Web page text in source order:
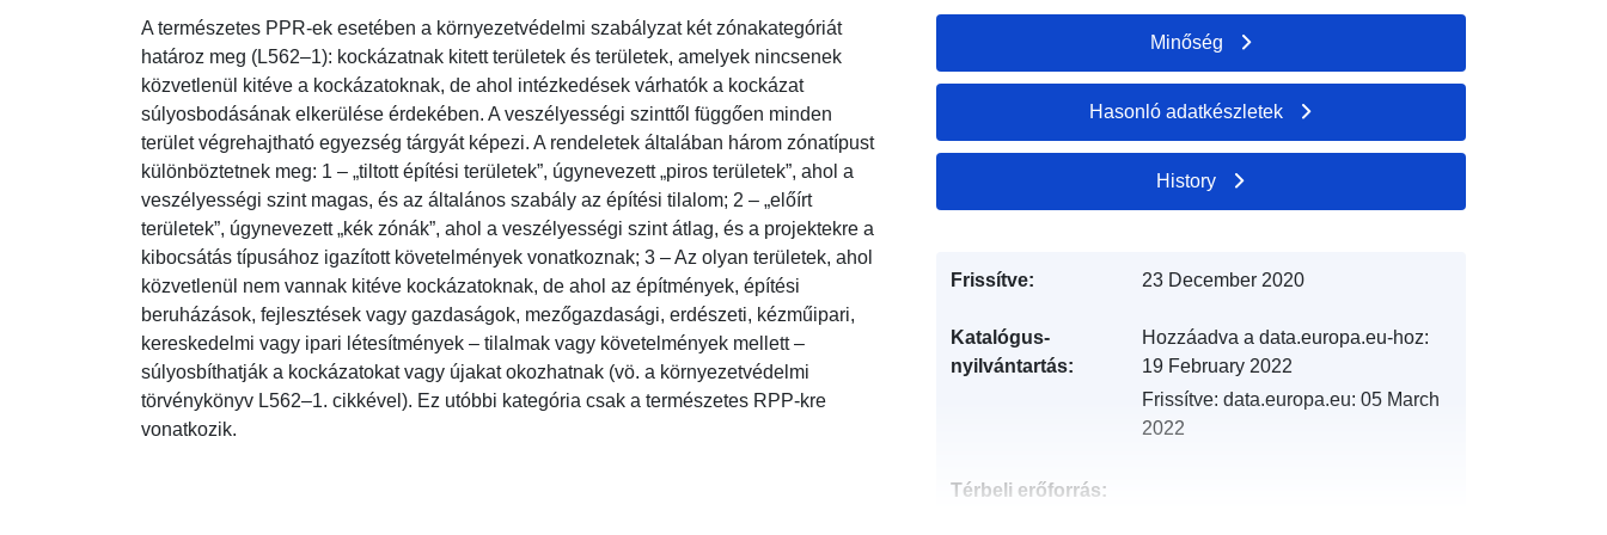
A természetes PPR-ek esetében a környezetvédelmi szabályzat két zónakategóriát
határoz meg (L562–1): kockázatnak kitett területek és területek, amelyek nincsenek
közvetlenül kitéve a kockázatoknak, de ahol intézkedések várhatók a kockázat
súlyosbodásának elkerülése érdekében. A veszélyességi szinttől függően minden
terület végrehajtható egyezség tárgyát képezi. A rendeletek általában három zónatípust
különböztetnek meg: 1 – „tiltott építési területek”, úgynevezett „piros területek”, ahol a
veszélyességi szint magas, és az általános szabály az építési tilalom; 2 – „előírt
területek”, úgynevezett „kék zónák”, ahol a veszélyességi szint átlag, és a projektekre a
kibocsátás típusához igazított követelmények vonatkoznak; 3 – Az olyan területek, ahol
közvetlenül nem vannak kitéve kockázatoknak, de ahol az építmények, építési
beruházások, fejlesztések vagy gazdaságok, mezőgazdasági, erdészeti, kézműipari,
kereskedelmi vagy ipari létesítmények – tilalmak vagy követelmények mellett –
súlyosbíthatják a kockázatokat vagy újakat okozhatnak (vö. a környezetvédelmi
törvénykönyv L562–1. cikkével). Ez utóbbi kategória csak a természetes RPP-kre
vonatkozik.
Minőség
Hasonló adatkészletek
History
Frissítve: 23 December 2020
Katalógus-
nyilvántartás:
Hozzáadva a data.europa.eu-hoz:
19 February 2022
Frissítve: data.europa.eu: 05 March
2022
Térbeli erőforrás: